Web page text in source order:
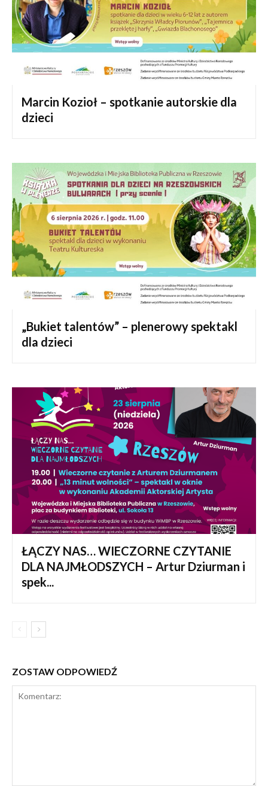
Marcin Kozioł – spotkanie autorskie dla
dzieci
„Bukiet talentów” – plenerowy spektakl
dla dzieci
ŁĄCZY NAS… WIECZORNE CZYTANIE
DLA NAJMŁODSZYCH – Artur Dziurman i
spek...
ZOSTAW ODPOWIEDŹ